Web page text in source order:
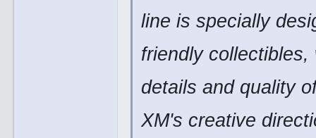
line is specially
friendly
details and quality
XM's creative